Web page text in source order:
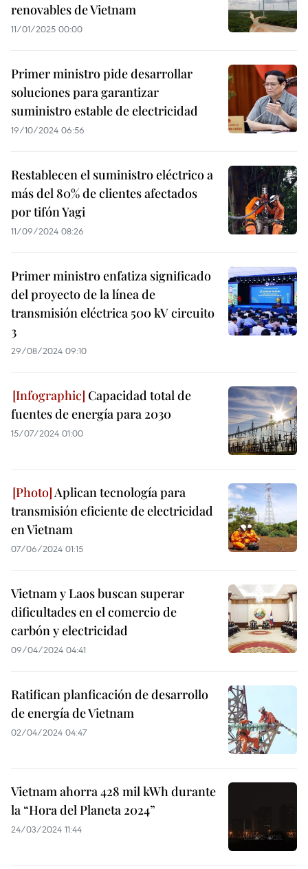
renovables de Vietnam
11/01/2025 00:00
Primer ministro pide desarrollar
soluciones para garantizar
suministro estable de electricidad
19/10/2024 06:56
Restablecen el suministro eléctrico a
más del 80% de clientes afectados
por tifón Yagi
11/09/2024 08:26
Primer ministro enfatiza significado
del proyecto de la línea de
transmisión eléctrica 500 kV circuito
3
29/08/2024 09:10
Capacidad total de
fuentes de energía para 2030
15/07/2024 01:00
Aplican tecnología para
transmisión eficiente de electricidad
en Vietnam
07/06/2024 01:15
Vietnam y Laos buscan superar
dificultades en el comercio de
carbón y electricidad
09/04/2024 04:41
Ratifican planficación de desarrollo
de energía de Vietnam
02/04/2024 04:47
Vietnam ahorra 428 mil kWh durante
la “Hora del Planeta 2024”
24/03/2024 11:44